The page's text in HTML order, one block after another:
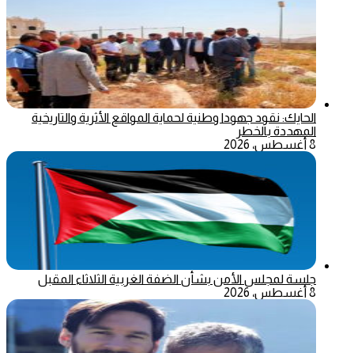
الحايك: نقود جهودا وطنية لحماية المواقع الأثرية والتاريخية
المهددة بالخطر
8 أغسطس، 2026
جلسة لمجلس الأمن بشأن الضفة الغربية الثلاثاء المقبل
8 أغسطس، 2026